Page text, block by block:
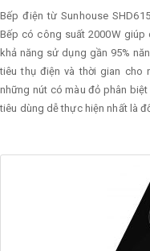
Bếp điện từ Sunhouse
Bếp có công suất 2000W giúp
khả năng sử dụng gần 95%
tiêu thụ điện và thời gian cho
những nút có màu đỏ phân
tiêu dùng dễ thực hiện nhất là